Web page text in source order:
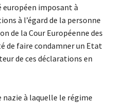
imposant à
à l’égard de la personne
de la Cour Européenne des
de faire condamner un Etat
de ces déclarations en
nazie à laquelle le régime